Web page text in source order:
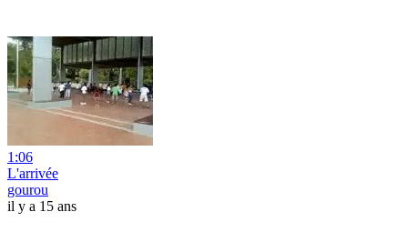
1:06
L'arrivée
gourou
il y a 15 ans